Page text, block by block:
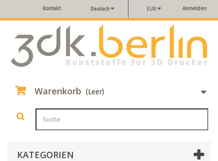
Anmelden
EUR
Deutsch
Kontakt
Warenkorb (Leer)
KATEGORIEN